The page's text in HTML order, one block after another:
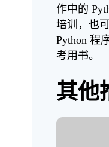
作中的
培训，也
Python 程
考用书。
其他